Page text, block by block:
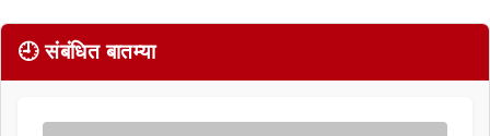
🕘 संबंधित बातम्या